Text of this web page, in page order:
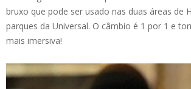
bruxo que pode ser usado nas duas áreas de
parques da Universal. O câmbio é 1 por 1 e
mais imersiva!